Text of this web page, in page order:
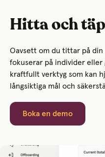
Hitta och
Oavsett om du tittar på
fokuserar på individer eller
kraftfullt verktyg som kan
långsiktiga mål och
Boka en demo